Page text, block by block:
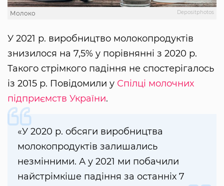
Depositphotos
Молоко
У 2021 р. виробництво молокопродуктів
знизилося на 7,5% у порівнянні з 2020 р.
Такого стрімкого падіння не спостерігалось
із 2015 р. Повідомили у Спілці молочних
підприємств України.
«У 2020 р. обсяги виробництва
молокопродуктів залишались
незмінними. А у 2021 ми побачили
найстрімкіше падіння за останніх 7